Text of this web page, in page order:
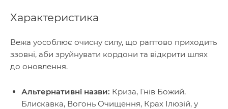
Характеристика
Вежа уособлює очисну силу, що раптово приходить
ззовні, аби зруйнувати кордони та відкрити шлях
до оновлення.
Альтернативні назви: Криза, Гнів Божий,
Блискавка, Вогонь Очищення, Крах Ілюзій, у